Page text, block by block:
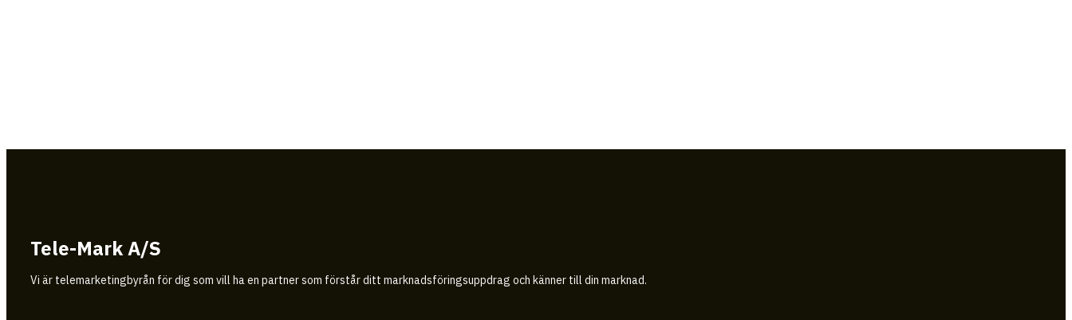
Tele-Mark A/S
Vi är telemarketingbyrån för dig som vill ha en partner som förstår ditt marknadsföringsuppdrag och känner till din marknad.